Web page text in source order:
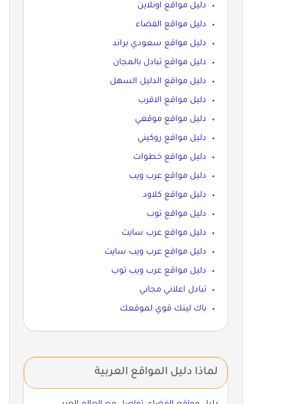
دليل مواقع اونلاين
دليل مواقع الفضاء
دليل مواقع سعودي براند
دليل مواقع تبادل بالمجان
دليل مواقع الدليل السهل
دليل مواقع الاقرب
دليل مواقع موقعي
دليل مواقع روكيني
دليل مواقع خطوات
دليل مواقع عرب ويب
دليل مواقع كلاود
دليل مواقع توب
دليل مواقع عرب سايت
دليل مواقع عرب ويب سايت
دليل مواقع عرب ويب توب
تبادل اعلاني مجاني
باك لينك قوي لموقعك
لماذا دليل المواقع العربية